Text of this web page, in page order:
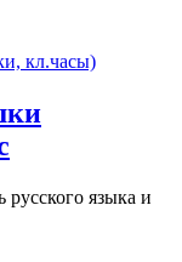
кл.часы)
языка и